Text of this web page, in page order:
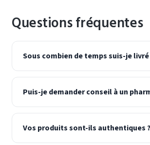
Questions fréquentes
Sous combien de temps suis-je livré
Puis-je demander conseil à un
Vos produits sont-ils authentiques ?